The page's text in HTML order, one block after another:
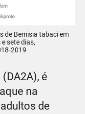
de Bemisia tabaci em
sete dias,
2019
é
na
de